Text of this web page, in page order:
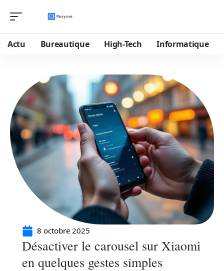
Actu Bureautique High-Tech Informatique
8 octobre 2025
Désactiver le carousel sur Xiaomi
en quelques gestes simples